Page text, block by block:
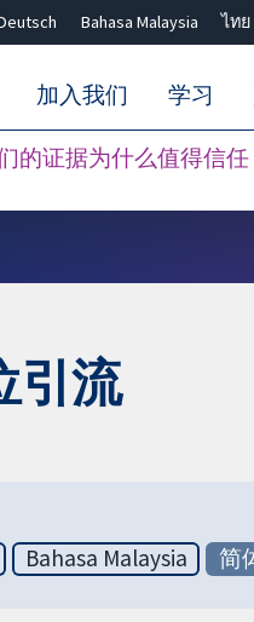
Bahasa Malaysia ไทย
的证据为什么值得信任
加入我们 学习
引流
Bahasa Malaysia 简